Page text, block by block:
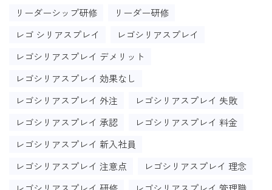
リーダーシップ研修
リーダー研修
レゴ シリアスプレイ
レゴシリアスプレイ
レゴシリアスプレイ デメリット
レゴシリアスプレイ 効果なし
レゴシリアスプレイ 外注
レゴシリアスプレイ 失敗
レゴシリアスプレイ 承認
レゴシリアスプレイ 料金
レゴシリアスプレイ 新入社員
レゴシリアスプレイ 注意点
レゴシリアスプレイ 理念